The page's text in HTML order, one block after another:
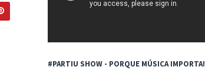
#PARTIU SHOW - PORQUE MÚSICA IMPORTA!